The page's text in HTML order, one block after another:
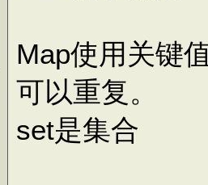
Map使用关键
可以重复。
set是集合